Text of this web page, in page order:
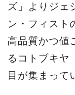
ズ」よりジェ
ン・フィスト
高品質かつ値
るコトブキヤ
目が集まって